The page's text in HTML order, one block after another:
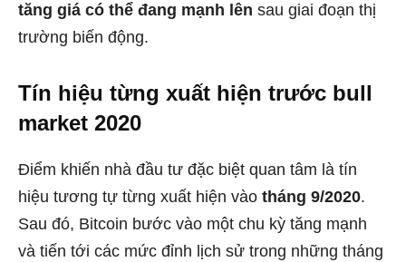
tăng giá có thể đang mạnh lên sau giai đoạn thị
trường biến động.
Tín hiệu từng xuất hiện trước bull
market 2020
Điểm khiến nhà đầu tư đặc biệt quan tâm là tín
hiệu tương tự từng xuất hiện vào tháng 9/2020.
Sau đó, Bitcoin bước vào một chu kỳ tăng mạnh
và tiến tới các mức đỉnh lịch sử trong những tháng